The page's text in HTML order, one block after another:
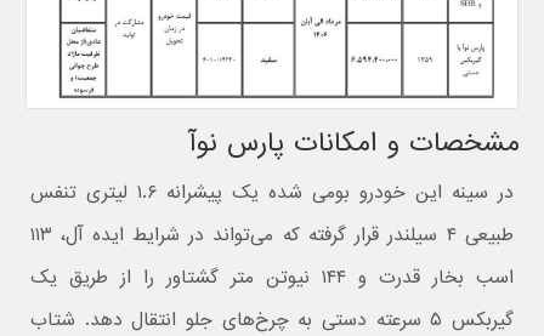
مشخصات و امکانات پارس نوآ
در سینه این خودرو بومی شده یک پیشرانه ۱.۶ لیتری تنفس
طبیعی ۴ سیلندر قرار گرفته که می‌تواند در شرایط ایده آل، ۱۱۳
اسب بخار قدرت و ۱۴۴ نیوتن متر گشتاور را از طریق یک
گیربکس ۵ سرعته دستی به چرخ‌های جلو انتقال دهد. شتاب